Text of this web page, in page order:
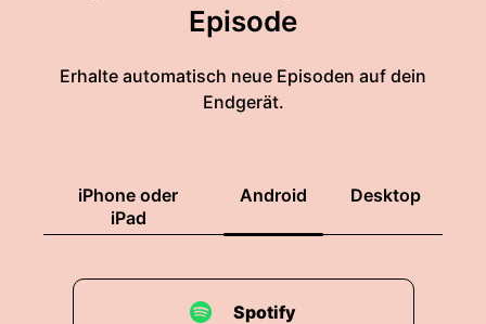
Episode
Erhalte automatisch neue Episoden auf dein
Endgerät.
iPhone oder
iPad
Android Desktop
Spotify